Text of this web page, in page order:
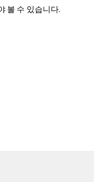
볼 수 있습니다.